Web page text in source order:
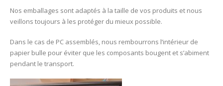
Nos emballages sont adaptés à la taille de vos produits et nous
veillons toujours à les protéger du mieux possible.
Dans le cas de PC assemblés, nous rembourrons l’intérieur de
papier bulle pour éviter que les composants bougent et s’abiment
pendant le transport.